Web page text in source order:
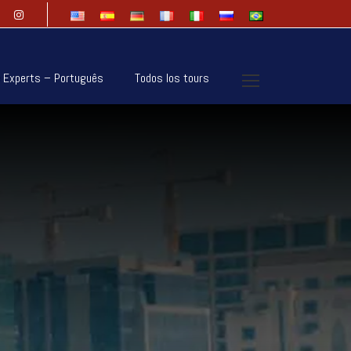
Experts – Português Todos los tours